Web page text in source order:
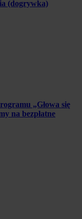
(dogrywka)
„Głowa się
na bezpłatne